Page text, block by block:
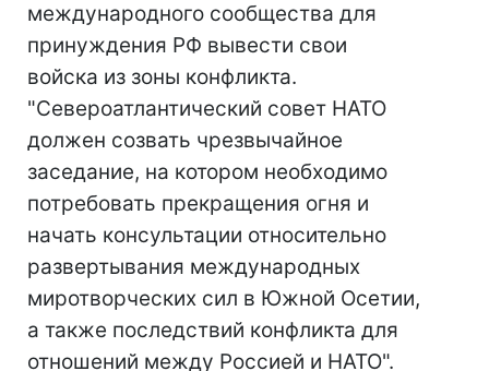
международного сообщества для
принуждения РФ вывести свои
войска из зоны конфликта.
"Североатлантический совет НАТО
должен созвать чрезвычайное
заседание, на котором необходимо
потребовать прекращения огня и
начать консультации относительно
развертывания международных
миротворческих сил в Южной Осетии,
а также последствий конфликта для
отношений между Россией и НАТО".